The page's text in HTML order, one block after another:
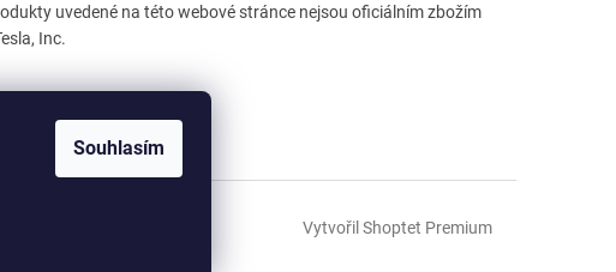
Souhlasím
uvedené na této webové stránce nejsou oficiálním zbožím
Inc.
Vytvořil Shoptet Premium